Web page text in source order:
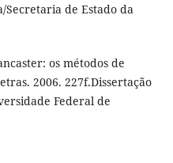
Secretaria de Estado da
os métodos de
2006. 227f.Dissertação
Federal de